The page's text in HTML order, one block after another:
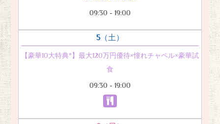
09:30 - 19:00
5（土）
【豪華10大特典*】最大120万円優待×憧れチャペル×豪華試
食
09:30 - 19:00